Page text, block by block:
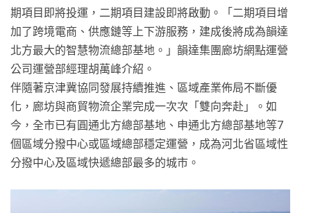
期項目即將投運，二期項目建設即將啟動。「二期項目增
加了跨境電商、供應鏈等上下游服務，建成後將成為韻達
北方最大的智慧物流總部基地。」韻達集團廊坊網點運營
公司運營部經理胡萬峰介紹。
伴隨著京津冀協同發展持續推進、區域產業佈局不斷優
化，廊坊與商貿物流企業完成一次次「雙向奔赴」。如
今，全市已有圓通北方總部基地、申通北方總部基地等7
個區域分撥中心或區域總部穩定運營，成為河北省區域性
分撥中心及區域快遞總部最多的城市。